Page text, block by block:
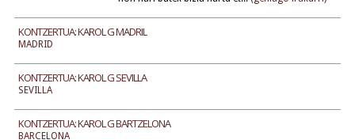
KONTZERTUA: KAROL G MADRIL
MADRID
KONTZERTUA: KAROL G SEVILLA
SEVILLA
KONTZERTUA: KAROL G BARTZELONA
BARCELONA